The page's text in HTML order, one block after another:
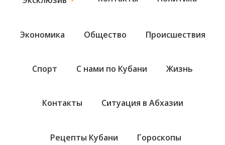
Экономика Общество Происшествия
Спорт С нами по Кубани Жизнь
Контакты Ситуация в Абхазии
Рецепты Кубани Гороскопы